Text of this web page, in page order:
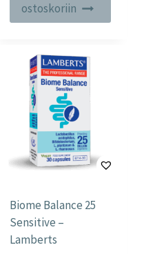
ostoskoriin
Biome Balance 25
Sensitive –
Lamberts